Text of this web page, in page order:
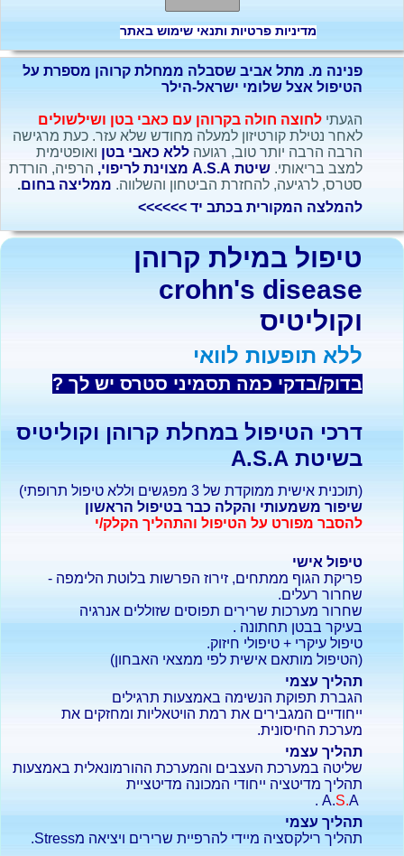
פנינה מ. מתל אביב שסבלה ממחלת קרוהן מספרת על
הטיפול אצל שלומי ישראל-הילר
הגעתילחוצה חולה בקרוהן עם כאבי בטן ושילשולים
לאחר נטילת קורטיזון למעלה מחודש שלא עזר. כעת מרגישה
הרבה הרבה יותר טוב, רגועהללא כאבי בטן ואופטימית
למצב בריאותי.שיטת A.S.A מצוינת לריפוי,
הרפיה, הורדת
סטרס, לרגיעה, להחזרת הביטחון והשלווה. ממליצה בחום.
להמלצה המקורית בכתב יד >>>>>>
מדיניות פרטיות ותנאי שימוש באתר
טיפול במילת קרוהן
crohn's disease
וקוליטיס
ללא תופעות לוואי
בדוק/בדקי כמה תסמיני סטרס יש לך ?
דרכי הטיפול במחלת קרוהן וקוליטיס
בשיטת A.S.A
(תוכנית אישית ממוקדת של 3 מפגשים וללא טיפול תרופתי)
שיפור משמעותי והקלה כבר בטיפול הראשון
להסבר מפורט על הטיפול והתהליך הקלק/י
טיפול אישי
פריקת הגוף ממתחים, זירוז הפרשות בלוטת הלימפה -
שחרור רעלים.
שחרור מערכות שרירים תפוסים שזוללים אנרגיה
בעיקר בבטן תחתונה .
טיפול עיקרי + טיפולי חיזוק.
(הטיפול מותאם אישית לפי ממצאי האבחון)
תהליך עצמי
הגברת תפוקת הנשימה באמצעות תרגילים
ייחודיים המגבירים את רמת הויטאליות ומחזקים את
מערכת החיסונית.
תהליך עצמי
שליטה במערכת העצבים והמערכת ההורמונאלית באמצעות
תהליך מדיטציה ייחודי המכונה מדיטציית
A.
S.A .
תהליך עצמי
תהליך רילקסציה מיידי להרפיית שרירים ויציאה מStress.